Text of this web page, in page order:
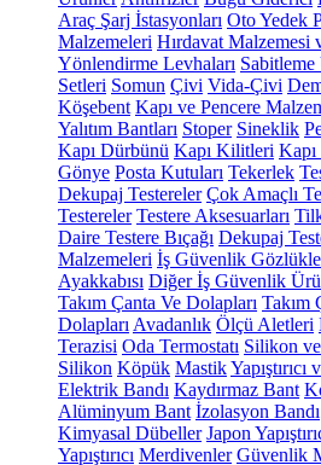
Araç Şarj İstasyonları Oto Yedek
Malzemeleri Hırdavat Malzemesi
Yönlendirme Levhaları
Setleri Somun Çivi Vida-Çivi
Köşebent Kapı ve Pencere
Yalıtım Bantları Stoper Sineklik
Kapı Dürbünü Kapı Kilitleri
Gönye Posta Kutuları Tekerlek
Dekupaj Testereler Çok Amaçlı
Testereler Testere Aksesuarları
Daire Testere Bıçağı Dekupaj
Malzemeleri İş Güvenlik
Ayakkabısı Diğer İş Güvenlik
Takım Çanta Ve Dolapları Takım
Dolapları Avadanlık Ölçü Aletleri
Terazisi Oda Termostatı Silikon
Silikon Köpük Mastik
Elektrik Bandı Kaydırmaz Bant
Alüminyum Bant İzolasyon Bandı
Kimyasal Dübeller Japon
Yapıştırıcı Merdivenler Güvenlik